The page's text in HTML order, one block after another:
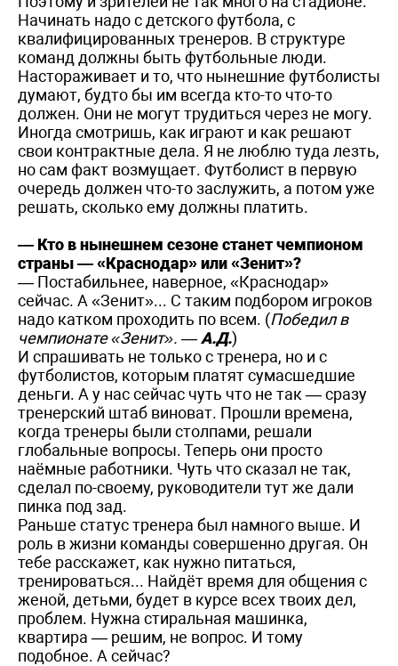
Начинать надо с детского футбола, с
квалифицированных тренеров. В структуре
команд должны быть футбольные люди.
Настораживает и то, что нынешние футболисты
думают, будто бы им всегда кто-то что-то
должен. Они не могут трудиться через не могу.
Иногда смотришь, как играют и как решают
свои контрактные дела. Я не люблю туда лезть,
но сам факт возмущает. Футболист в первую
очередь должен что-то заслужить, а потом уже
решать, сколько ему должны платить.
— Кто в нынешнем сезоне станет чемпионом
страны — «Краснодар» или «Зенит»?
— Постабильнее, наверное, «Краснодар»
сейчас. А «Зенит»... С таким подбором игроков
надо катком проходить по всем. (Победил в
чемпионате «Зенит». —А.Д.)
И спрашивать не только с тренера, но и с
футболистов, которым платят сумасшедшие
деньги. А у нас сейчас чуть что не так — сразу
тренерский штаб виноват. Прошли времена,
когда тренеры были столпами, решали
глобальные вопросы. Теперь они просто
наёмные работники. Чуть что сказал не так,
сделал по-своему, руководители тут же дали
пинка под зад.
Раньше статус тренера был намного выше. И
роль в жизни команды совершенно другая. Он
тебе расскажет, как нужно питаться,
тренироваться... Найдёт время для общения с
женой, детьми, будет в курсе всех твоих дел,
проблем. Нужна стиральная машинка,
квартира — решим, не вопрос. И тому
подобное. А сейчас?